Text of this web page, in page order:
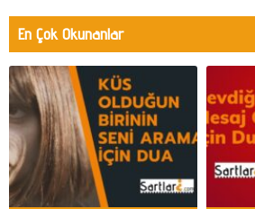
En Çok Okunanlar